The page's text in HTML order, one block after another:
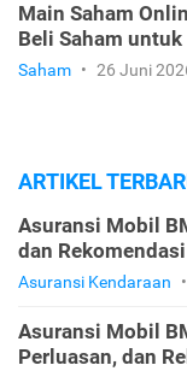
Main Saham
Beli Saham
Saham • 26 Juni
ARTIKEL
Asuransi Mobil
dan
Asuransi Kendaraan •
Asuransi Mobil
Perluasan, dan